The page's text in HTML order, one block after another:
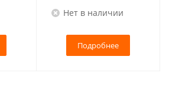
Нет в наличии
Подробнее